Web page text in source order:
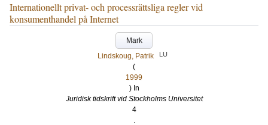
Internationellt privat- och processrättsliga regler vid
konsumenthandel på Internet
Mark
Lindskoug, Patrik
LU
(
1999
) In
Juridisk tidskrift vid Stockholms Universitet
4
.